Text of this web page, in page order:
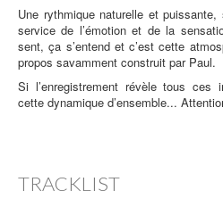
Une rythmique naturelle et
service de l’émotion et de la
sent, ça s’entend et c’est cette
propos savamment construit par Paul.
Si l’enregistrement révèle tous ces
cette dynamique d’ensemble...
TRACKLIST